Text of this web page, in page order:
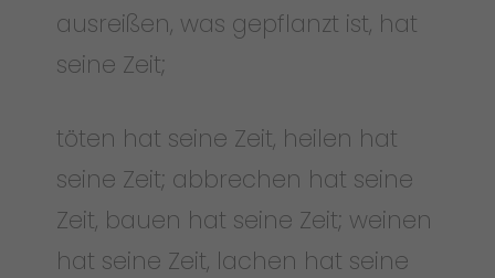
ausreißen, was gepflanzt ist, hat
seine Zeit;
töten hat seine Zeit, heilen hat
seine Zeit; abbrechen hat seine
Zeit, bauen hat seine Zeit; weinen
hat seine Zeit, lachen hat seine